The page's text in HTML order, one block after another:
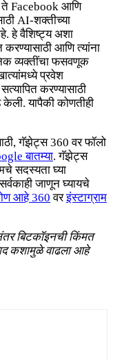
ते Facebook आणि
AI-शक्तीच्या
हे वैशिष्ट्य अशा
करण्यासाठी आणि त्यांना
व्यक्तींचा फसवणूक
प्रवेश
करण्यासाठी
यापैकी कोणतीही
गॅझेट्स 360 वर फॉलो
बातम्या. गॅझेट्स
सदस्यता घ्या
सर्वकाही जाणून घ्यायचे
आहे 360 वरइंस्टाग्राम
बिटकॉइनची किंमत
कशामुळे वाढला आहे